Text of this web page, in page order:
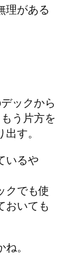
理がある
ックから
う片方を
す。
いるや
クでも使
おいても
。